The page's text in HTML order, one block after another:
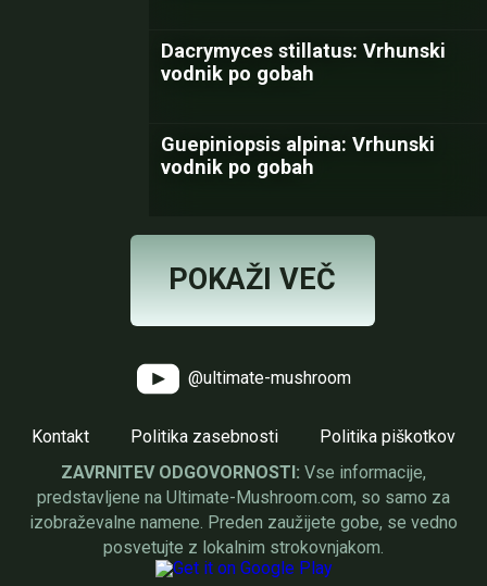
Dacrymyces stillatus: Vrhunski
vodnik po gobah
Guepiniopsis alpina: Vrhunski
vodnik po gobah
POKAŽI VEČ
@ultimate-mushroom
Kontakt Politika zasebnosti
Politika piškotkov
ZAVRNITEV ODGOVORNOSTI: Vse informacije,
predstavljene na Ultimate-Mushroom.com, so samo za
izobraževalne namene. Preden zaužijete gobe, se vedno
posvetujte z lokalnim strokovnjakom.